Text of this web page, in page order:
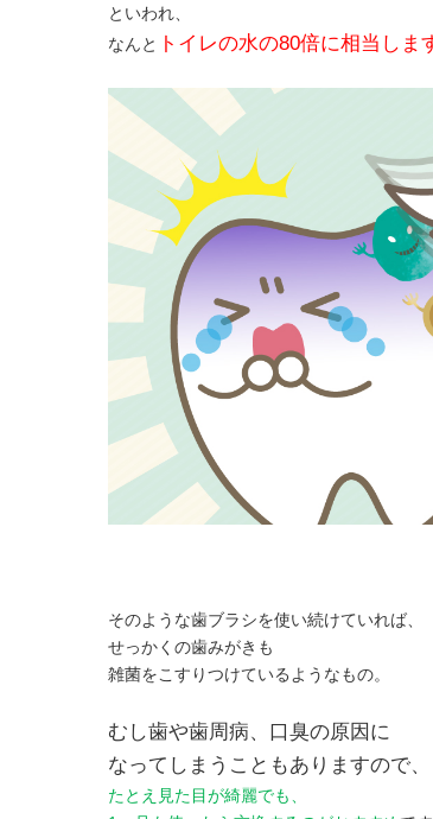
といわれ、
なんと
トイレの水の80倍に相当しま
そのような歯ブラシを使い続けていれば、
せっかくの歯みがきも
雑菌をこすりつけているようなもの。
むし歯や歯周病、口臭の原因に
なってしまうこともありますので、
たとえ見た目が綺麗でも、